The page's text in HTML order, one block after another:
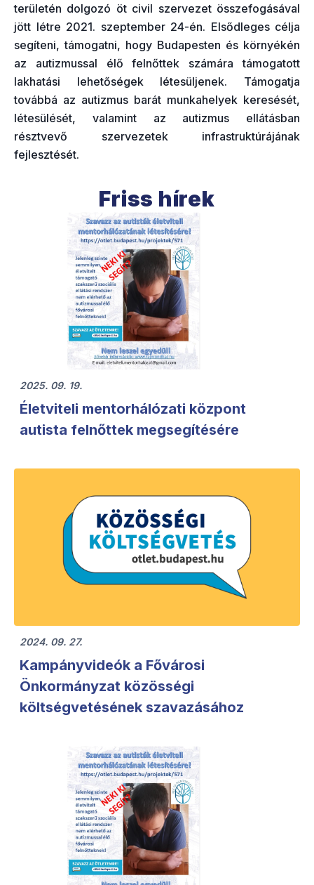
területén dolgozó öt civil szervezet összefogásával
jött létre 2021. szeptember 24-én. Elsődleges célja
segíteni, támogatni, hogy Budapesten és környékén
az autizmussal élő felnőttek számára támogatott
lakhatási lehetőségek létesüljenek. Támogatja
továbbá az autizmus barát munkahelyek keresését,
létesülését, valamint az autizmus ellátásban
résztvevő szervezetek infrastruktúrájának
fejlesztését.
Friss hírek
2025. 09. 19.
Életviteli mentorhálózati központ
autista felnőttek megsegítésére
2024. 09. 27.
Kampányvideók a Fővárosi
Önkormányzat közösségi
költségvetésének szavazásához